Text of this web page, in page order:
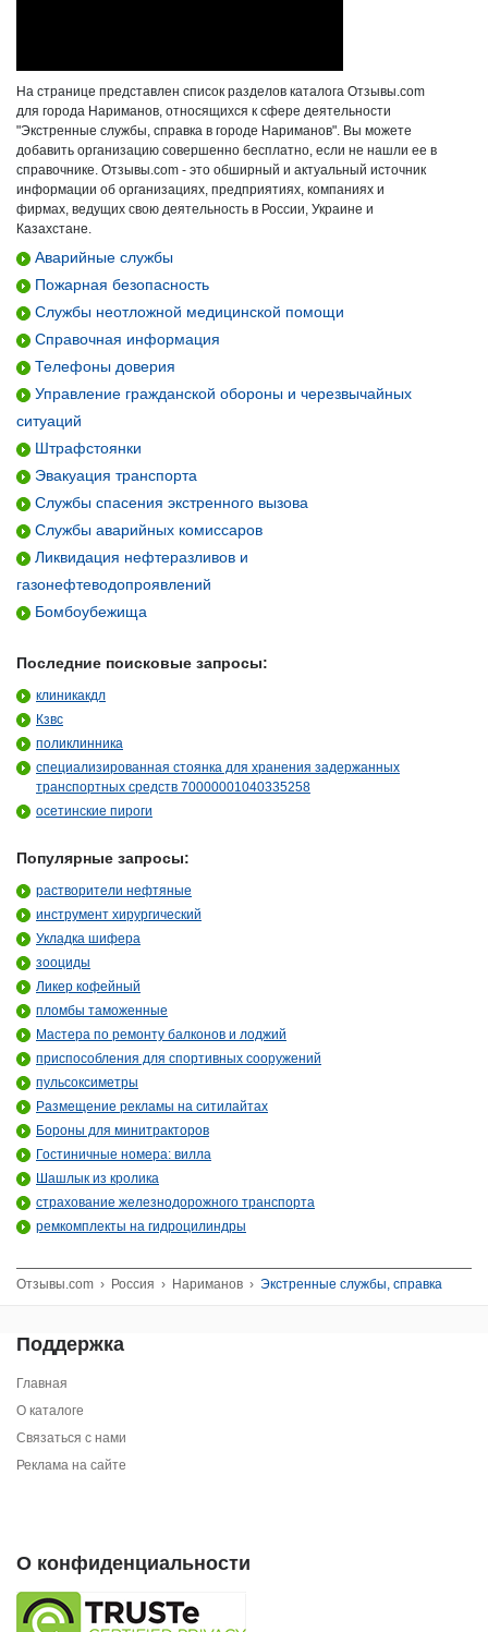
На странице представлен список разделов каталога Отзывы.com
для города Нариманов, относящихся к сфере деятельности
"Экстренные службы, справка в городе Нариманов". Вы можете
добавить организацию совершенно бесплатно, если не нашли ее в
справочнике. Отзывы.com - это обширный и актуальный источник
информации об организациях, предприятиях, компаниях и
фирмах, ведущих свою деятельность в России, Украине и
Казахстане.
Аварийные службы
Пожарная безопасность
Службы неотложной медицинской помощи
Справочная информация
Телефоны доверия
Управление гражданской обороны и черезвычайных
ситуаций
Штрафстоянки
Эвакуация транспорта
Службы спасения экстренного вызова
Службы аварийных комиссаров
Ликвидация нефтеразливов и
газонефтеводопроявлений
Бомбоубежища
Последние поисковые запросы:
клиникакдл
Кзвс
поликлинника
специализированная стоянка для хранения задержанных
транспортных средств 70000001040335258
осетинские пироги
Популярные запросы:
растворители нефтяные
инструмент хирургический
Укладка шифера
зооциды
Ликер кофейный
пломбы таможенные
Мастера по ремонту балконов и лоджий
приспособления для спортивных сооружений
пульсоксиметры
Размещение рекламы на ситилайтах
Бороны для минитракторов
Гостиничные номера: вилла
Шашлык из кролика
страхование железнодорожного транспорта
ремкомплекты на гидроцилиндры
Отзывы.com › Россия › Нариманов › Экстренные службы, справка
Поддержка
Главная
О каталоге
Связаться с нами
Реклама на сайте
О конфиденциальности